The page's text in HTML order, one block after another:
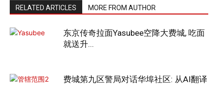
RELATED ARTICLES MORE FROM AUTHOR
东京传奇拉面Yasubee空降大费城, 吃面
就送升...
费城第九区警局对话华埠社区: 从AI翻译